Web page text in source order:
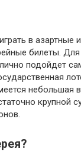
в азартные
билеты.
подойдет
небольшая
крупной